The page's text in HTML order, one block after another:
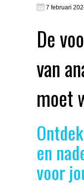
7 februari
De
van
moet
en
voor